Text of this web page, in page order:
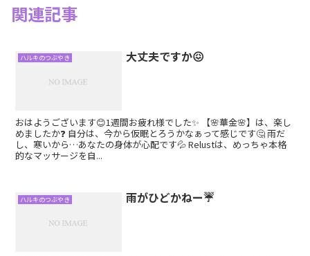
関連記事
ハルキのつぶやき 大丈夫ですか😖
おはようございます😊1週間お疲れ様でした✨ 【🌸華金🌸】は、楽し
めましたか❓ 自分は、今から仮眠とろうかなぁって感じです🤔 雨だ
し、寒いから…あなたの身体が心配です💦 Relustは、めっちゃ本格
的なマッサージを自...
ハルキのつぶやき 雨がひどかねー☔